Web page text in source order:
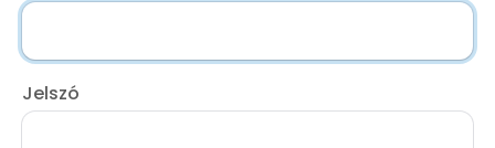
Jelszó